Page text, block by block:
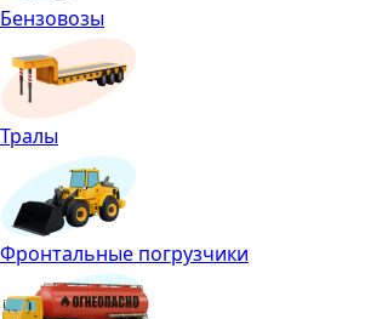
Бензовозы
Тралы
Фронтальные погрузчики